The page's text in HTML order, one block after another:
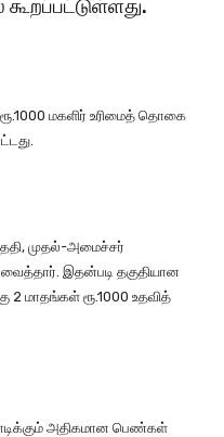
மகளிர் உரிமைத் தொகை
முதல்-அமைச்சர்
இதன்படி தகுதியான
2 மாதங்கள் ரூ.1000 உதவித்
அதிகமான பெண்கள்